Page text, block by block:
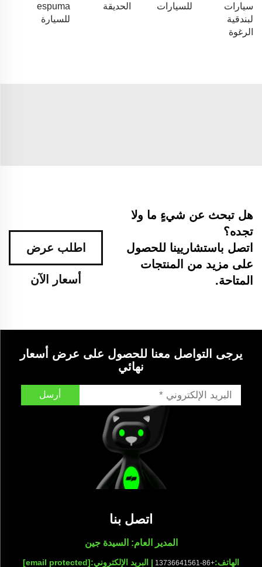
سيارات
لبندقية
الرغوة
للسيارات
الحديقة
espuma
للسيارة
هل تبحث عن شيءٍ ما ولا
تجده؟
اتصل باستشاريينا للحصول
على مزيد من المنتجات
المتاحة.
اطلب عرض
أسعار الآن
يرجى التواصل معنا للحصول على عرض أسعار
نهائي
أرسل
اتصل بنا
المدير العام: السيدة جين
الهاتف:+86-13736641561 | البريد الإلكتروني:[email protected]